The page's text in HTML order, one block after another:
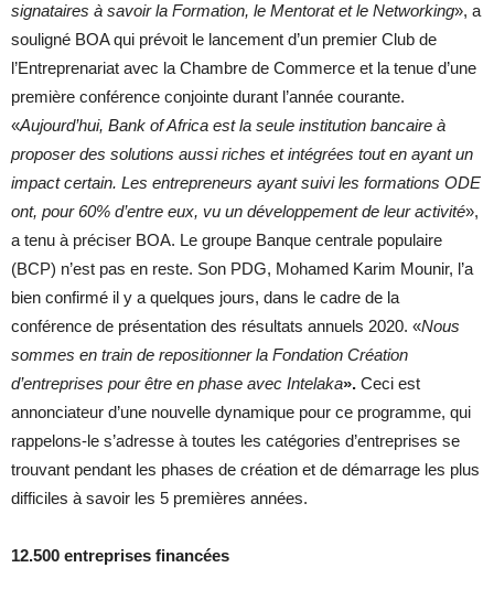
signataires à savoir la Formation, le Mentorat et le Networking», a
souligné BOA qui prévoit le lancement d’un premier Club de
l’Entreprenariat avec la Chambre de Commerce et la tenue d’une
première conférence conjointe durant l’année courante.
«Aujourd’hui, Bank of Africa est la seule institution bancaire à
proposer des solutions aussi riches et intégrées tout en ayant un
impact certain. Les entrepreneurs ayant suivi les formations ODE
ont, pour 60% d’entre eux, vu un développement de leur activité»,
a tenu à préciser BOA. Le groupe Banque centrale populaire
(BCP) n’est pas en reste. Son PDG, Mohamed Karim Mounir, l’a
bien confirmé il y a quelques jours, dans le cadre de la
conférence de présentation des résultats annuels 2020. «Nous
sommes en train de repositionner la Fondation Création
d’entreprises pour être en phase avec Intelaka». Ceci est
annonciateur d’une nouvelle dynamique pour ce programme, qui
rappelons-le s’adresse à toutes les catégories d’entreprises se
trouvant pendant les phases de création et de démarrage les plus
difficiles à savoir les 5 premières années.
12.500 entreprises financées